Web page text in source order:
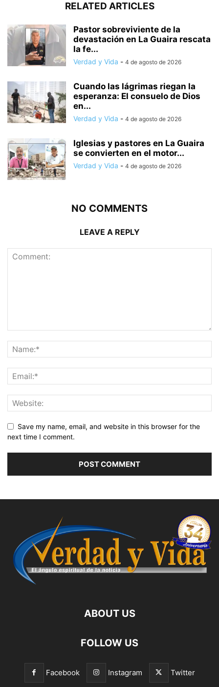
RELATED ARTICLES
Pastor sobreviviente de la
devastación en La Guaira rescata
la fe...
Verdad y Vida - 4 de agosto de 2026
Cuando las lágrimas riegan la
esperanza: El consuelo de Dios
en...
Verdad y Vida - 4 de agosto de 2026
Iglesias y pastores en La Guaira
se convierten en el motor...
Verdad y Vida - 4 de agosto de 2026
NO COMMENTS
LEAVE A REPLY
Save my name, email, and website in this browser for the
next time I comment.
ABOUT US
FOLLOW US
Facebook Instagram Twitter